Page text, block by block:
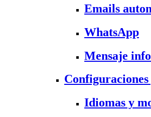
Emails
WhatsApp
Mensaje
Configuraciones
Idiomas y